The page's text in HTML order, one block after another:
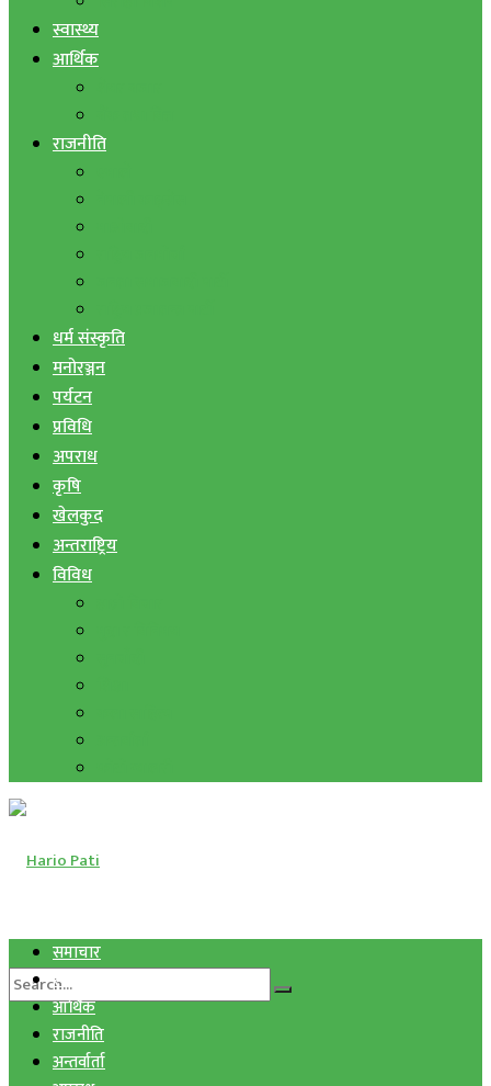
स्वास्थ्य
आर्थिक
राजनीति
धर्म संस्कृति
मनोरञ्जन
पर्यटन
प्रविधि
अपराध
कृषि
खेलकुद
अन्तराष्ट्रिय
विविध
समाचार
स्वास्थ्य
आर्थिक
राजनीति
अन्तर्वार्ता